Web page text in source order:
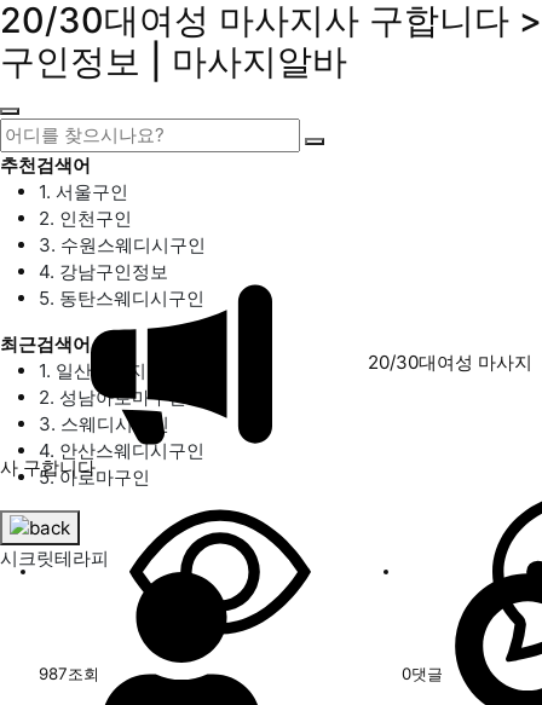
20/30대여성 마사지사 구합니다 >
구인정보 | 마사지알바
추천검색어
1. 서울구인
2. 인천구인
3. 수원스웨디시구인
4. 강남구인정보
5. 동탄스웨디시구인
최근검색어
1. 일산마사지구인
2. 성남아로마구인
3. 스웨디시구인
4. 안산스웨디시구인
5. 아로마구인
시크릿테라피
20/30대여성 마사지
사 구합니다
987조회 0댓글